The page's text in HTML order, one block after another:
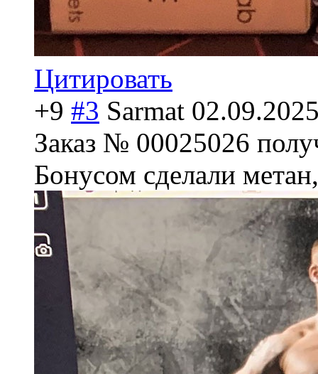
Цитировать
+9 #3 Sarmat
Заказ № 00025026
Бонусом сделали